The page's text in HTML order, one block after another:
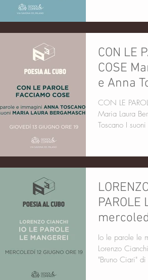
CON LE
COSE
e Anna
giugno
CON LE
Maria Laura Bergamaschi
Toscano I
PAROLE
Io le parole le
Lorenzo
"Bruno Ciari"